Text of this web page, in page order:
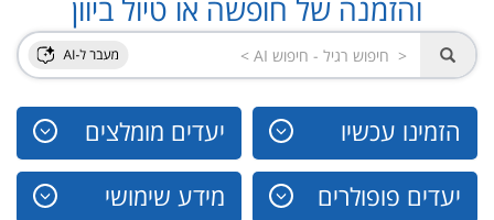
והזמנה של חופשה או טיול ביוון
הזמינו עכשיו יעדים מומלצים
יעדים פופולרים מידע שימושי